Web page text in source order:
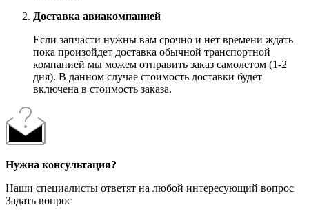
Доставка авиакомпанией
Если запчасти нужны вам срочно и нет времени ждать
пока произойдет доставка обычной транспортной
компанией мы можем отправить заказ самолетом (1-2
дня). В данном случае стоимость доставки будет
включена в стоимость заказа.
Нужна консультация?
Наши специалисты ответят на любой интересующий вопрос
Задать вопрос